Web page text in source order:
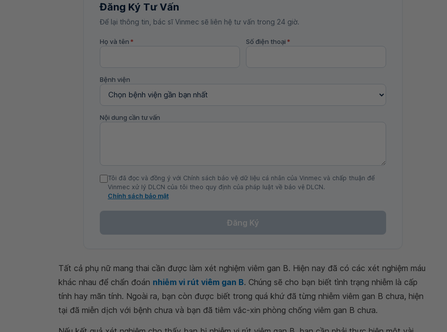
Đăng Ký Tư Vấn
Để lại thông tin, bác sĩ Vinmec sẽ liên hệ tư vấn trong 24 giờ.
Họ và tên * Số điện thoại *
Bệnh viện
Nội dung cần tư vấn
Tôi đã đọc và đồng ý với Chính sách bảo vệ dữ liệu cá nhân của Vinmec và chấp thuận để
Vinmec xử lý DLCN của tôi theo quy định của pháp luật về bảo vệ DLCN.
Chính sách bảo mật
Đăng Ký
Tất cả phụ nữ mang thai cần được làm xét nghiệm viêm gan B. Hiện nay đã có các xét nghiệm máu
khác nhau để chẩn đoán nhiễm vi rút viêm gan B. Chúng sẽ cho bạn biết tình trạng nhiễm là cấp
tính hay mãn tính. Ngoài ra, bạn còn được biết trong quá khứ đã từng nhiễm viêm gan B chưa, hiện
tại đã miễn dịch với bệnh chưa và bạn đã tiêm vắc-xin phòng chống viêm gan B chưa.